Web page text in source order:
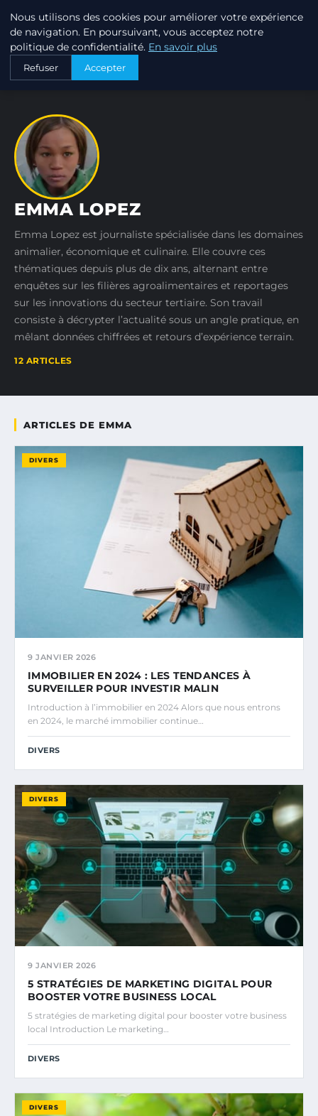
PTIT ANNUAIRE
ACCUEIL AUTEURS EMMA LOPEZ
EMMA LOPEZ
Emma Lopez est journaliste spécialisée dans les domaines
animalier, économique et culinaire. Elle couvre ces
thématiques depuis plus de dix ans, alternant entre
enquêtes sur les filières agroalimentaires et reportages
sur les innovations du secteur tertiaire. Son travail
consiste à décrypter l’actualité sous un angle pratique, en
mêlant données chiffrées et retours d’expérience terrain.
12 ARTICLES
ARTICLES DE EMMA
DIVERS
9 JANVIER 2026
IMMOBILIER EN 2024 : LES TENDANCES À
SURVEILLER POUR INVESTIR MALIN
Introduction à l’immobilier en 2024 Alors que nous entrons
en 2024, le marché immobilier continue…
DIVERS
DIVERS
9 JANVIER 2026
5 STRATÉGIES DE MARKETING DIGITAL POUR
BOOSTER VOTRE BUSINESS LOCAL
5 stratégies de marketing digital pour booster votre business
local Introduction Le marketing…
DIVERS
DIVERS
Nous utilisons des cookies pour améliorer votre expérience
de navigation. En poursuivant, vous acceptez notre
politique de confidentialité. En savoir plus
Refuser Accepter